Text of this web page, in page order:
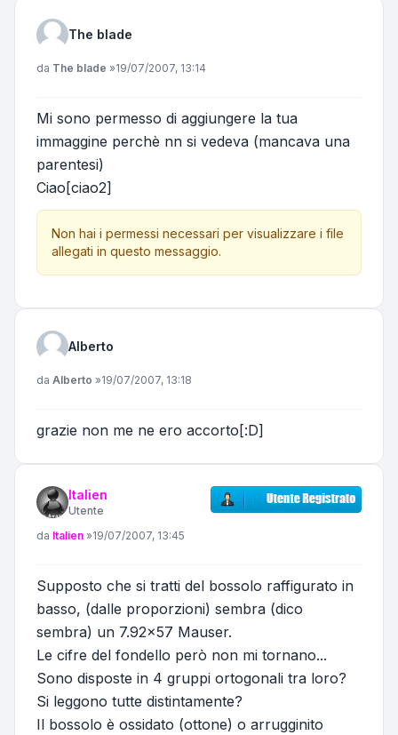
The blade
Messaggio
da The blade »19/07/2007, 13:14
Mi sono permesso di aggiungere la tua
immaggine perchè nn si vedeva (mancava una
parentesi)
Ciao[ciao2]
Non hai i permessi necessari per visualizzare i file
allegati in questo messaggio.
Alberto
Messaggio
da Alberto »19/07/2007, 13:18
grazie non me ne ero accorto[:D]
Italien
Utente
Messaggio
da Italien »19/07/2007, 13:45
Supposto che si tratti del bossolo raffigurato in
basso, (dalle proporzioni) sembra (dico
sembra) un 7.92x57 Mauser.
Le cifre del fondello però non mi tornano...
Sono disposte in 4 gruppi ortogonali tra loro?
Si leggono tutte distintamente?
Il bossolo è ossidato (ottone) o arrugginito